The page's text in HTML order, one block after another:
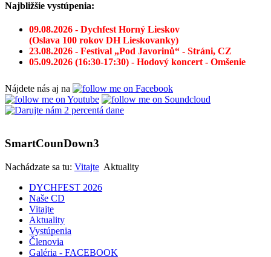
Najbližšie vystúpenia:
09.08.2026 - Dychfest Horný Lieskov
(Oslava 100 rokov DH Lieskovanky)
23.08.2026 - Festival „Pod Javorinů“ - Stráni, CZ
05.09.2026 (16:30-17:30) - Hodový koncert - Omšenie
Nájdete nás aj na
SmartCounDown3
Nachádzate sa tu: Vitajte Aktuality
DYCHFEST 2026
Naše CD
Vitajte
Aktuality
Vystúpenia
Členovia
Galéria - FACEBOOK